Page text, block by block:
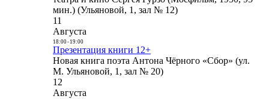
мин.) (Ульяновой, 1, зал № 12)
11
Августа
18:00- 19:00
Презентация книги 12+
Новая книга поэта Антона Чёрного «Сбор» (ул.
М. Ульяновой, 1, зал № 20)
12
Августа